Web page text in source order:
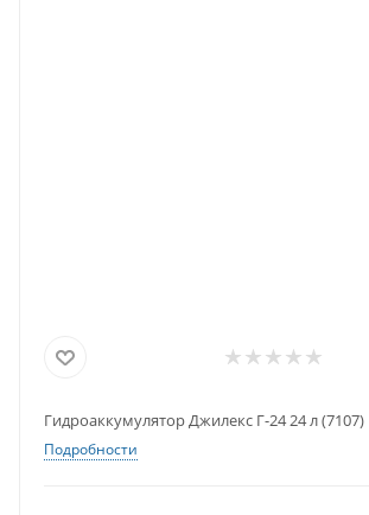
Гидроаккумулятор Джилекс Г-24 24 л (7107)
Подробности